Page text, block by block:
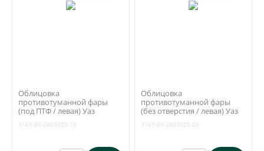
Облицовка
противотуманной фары
(под ПТФ / левая) Уаз
(Ульяновск) 3163-80-
3163-80-2803025-10
Облицовка
противотуманной фары
(без отверстия / левая) Уаз
(Ульяновск) 3163-80-
3163-80-2803025-00